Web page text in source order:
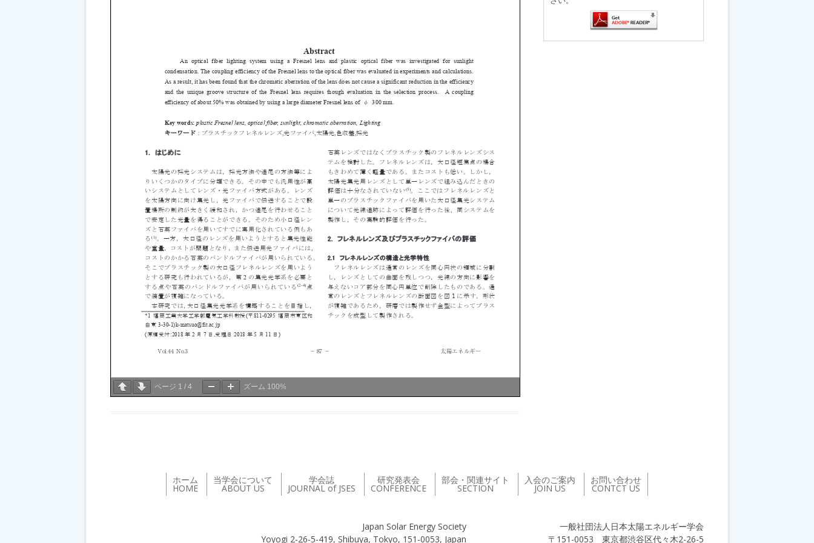
ページ 1 / 4 ズーム 100%
ホーム
HOME
当学会について
ABOUT US
学会誌
JOURNAL of JSES
研究発表会
CONFERENCE
部会・関連サイト
SECTION
入会のご案内
JOIN US
お問い合わせ
CONTCT US
一般社団法人日本太陽エネルギー学会
〒151-0053 東京都渋谷区代々木2-26-5
Japan Solar Energy Society
Yoyogi 2-26-5-419, Shibuya, Tokyo, 151-0053, Japan